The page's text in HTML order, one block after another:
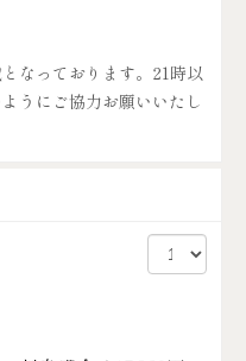
なっております。21時以
うにご協力お願いいたし